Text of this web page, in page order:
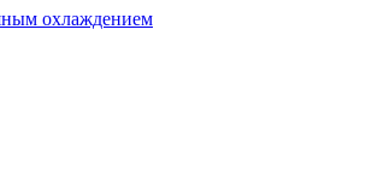
охлаждением